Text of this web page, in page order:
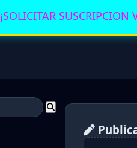
¡SOLICITAR SUSCRIPCION